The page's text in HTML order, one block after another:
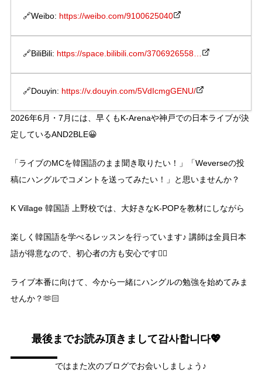
🔗Weibo: https://weibo.com/9100625040
🔗BiliBili: https://space.bilibili.com/3706926558…
🔗Douyin: https://v.douyin.com/5VdIcmgGENU/
2026年6月・7月には、早くもK-Arenaや神戸での日本ライブが決
定しているAND2BLE😀
「ライブのMCを韓国語のまま聞き取りたい！」「Weverseの投
稿にハングルでコメントを送ってみたい！」と思いませんか？
K Village 韓国語 上野校では、大好きなK-POPを教材にしながら
楽しく韓国語を学べるレッスンを行っています♪ 講師は全員日本
語が得意なので、初心者の方も安心です☝🏻
ライブ本番に向けて、今から一緒にハングルの勉強を始めてみま
せんか？🫶🏻
最後までお読み頂きまして감사합니다💖
ではまた次のブログでお会いしましょう♪